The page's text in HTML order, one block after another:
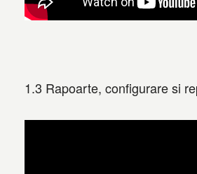
1.3 Rapoarte, configurare si